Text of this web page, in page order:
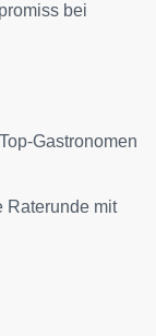
bei
Gastronomen
Raterunde mit